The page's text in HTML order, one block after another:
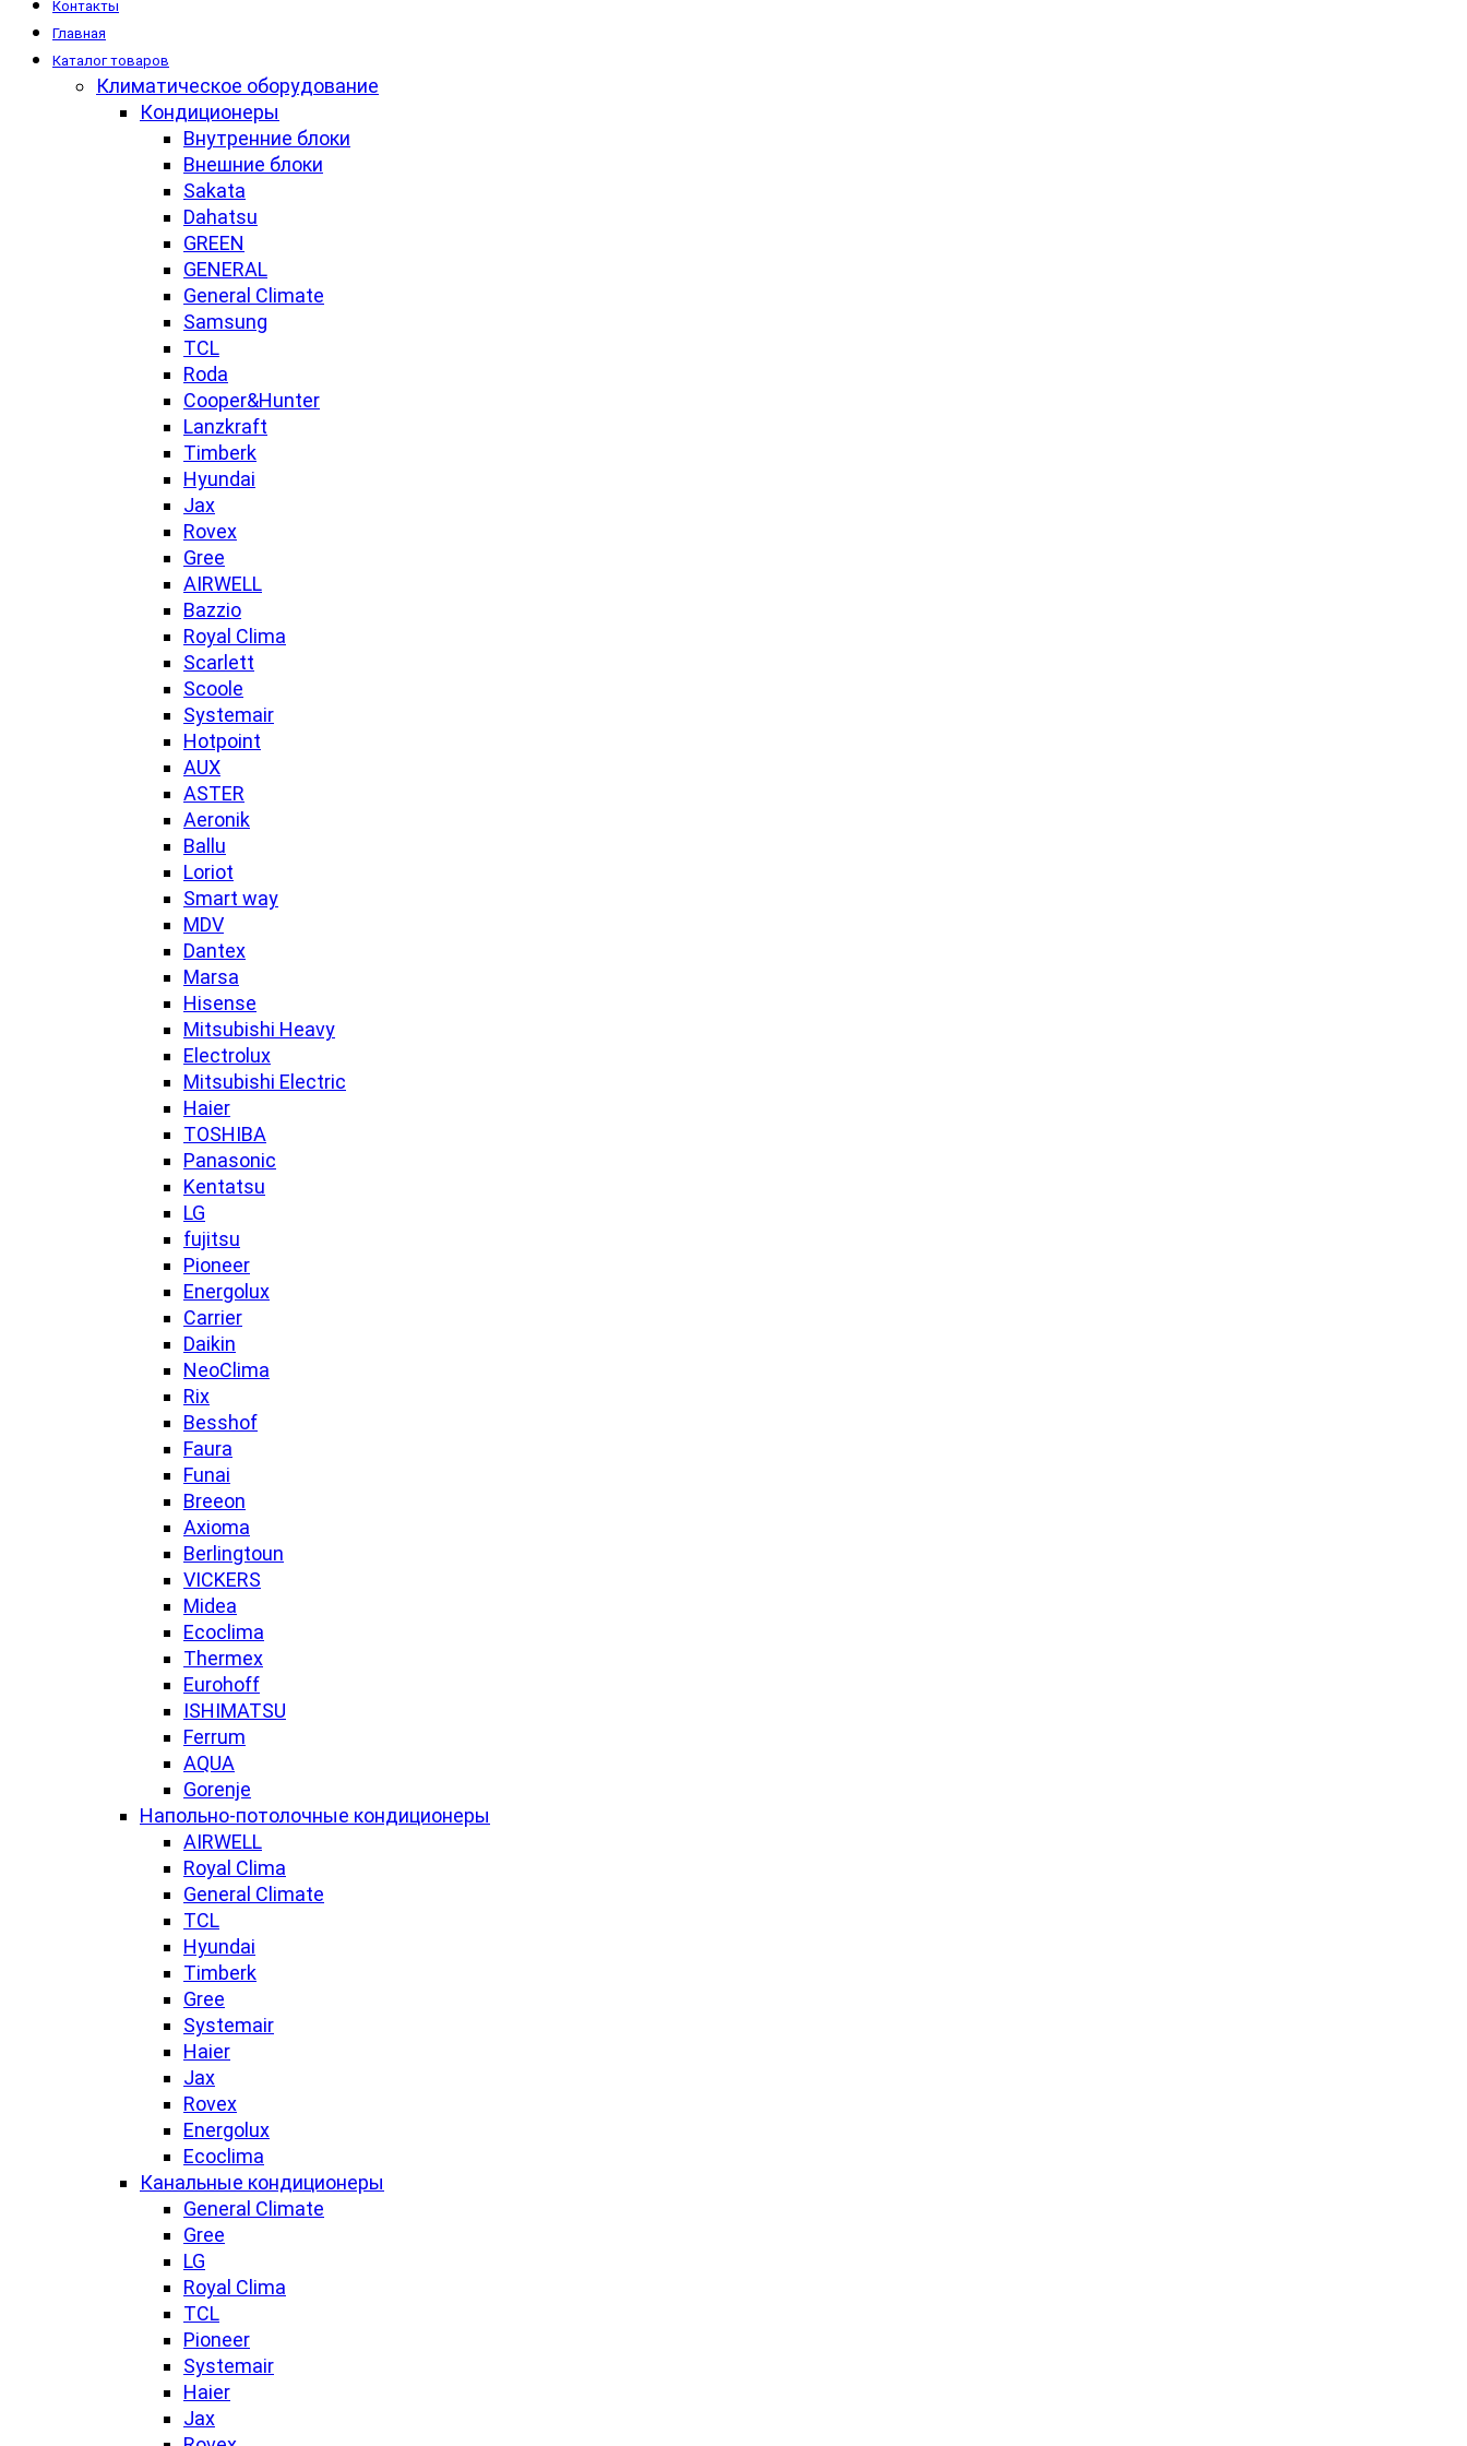
Контакты
Главная
Каталог товаров
Климатическое оборудование
Кондиционеры
Внутренние блоки
Внешние блоки
Sakata
Dahatsu
GREEN
GENERAL
General Climate
Samsung
TCL
Roda
Cooper&Hunter
Lanzkraft
Timberk
Hyundai
Jax
Rovex
Gree
AIRWELL
Bazzio
Royal Clima
Scarlett
Scoole
Systemair
Hotpoint
AUX
ASTER
Aeronik
Ballu
Loriot
Smart way
MDV
Dantex
Marsa
Hisense
Mitsubishi Heavy
Electrolux
Mitsubishi Electric
Haier
TOSHIBA
Panasonic
Kentatsu
LG
fujitsu
Pioneer
Energolux
Carrier
Daikin
NeoClima
Rix
Besshof
Faura
Funai
Breeon
Axioma
Berlingtoun
VICKERS
Midea
Ecoclima
Thermex
Eurohoff
ISHIMATSU
Ferrum
AQUA
Gorenje
Напольно-потолочные кондиционеры
AIRWELL
Royal Clima
General Climate
TCL
Hyundai
Timberk
Gree
Systemair
Haier
Jax
Rovex
Energolux
Ecoclima
Канальные кондиционеры
General Climate
Gree
LG
Royal Clima
TCL
Pioneer
Systemair
Haier
Jax